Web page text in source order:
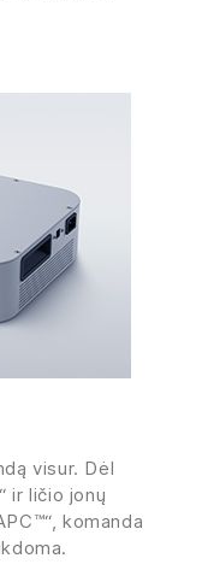
visur. Dėl
ir ličio jonų
komanda